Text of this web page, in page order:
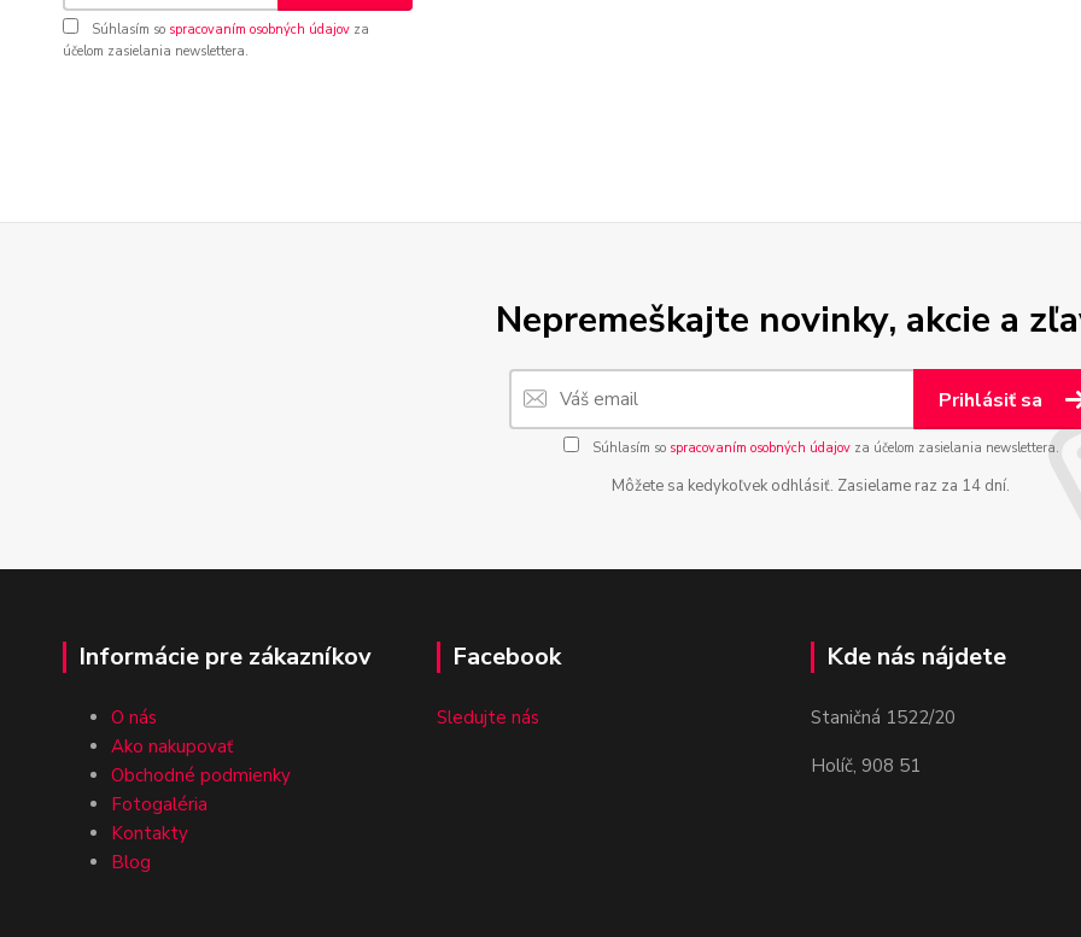
Súhlasím so spracovaním osobných údajov za
účelom zasielania newslettera.
Nepremeškajte novinky, akcie a
Prihlásiť sa
Súhlasím so spracovaním osobných údajovza účelom zasielania newslettera.
Môžete sa kedykoľvek odhlásiť. Zasielame raz za 14 dní.
Informácie pre zákazníkov
O nás
Ako nakupovať
Obchodné podmienky
Fotogaléria
Kontakty
Blog
Facebook
Sledujte nás
Kde nás nájdete
Staničná 1522/20
Holíč, 908 51